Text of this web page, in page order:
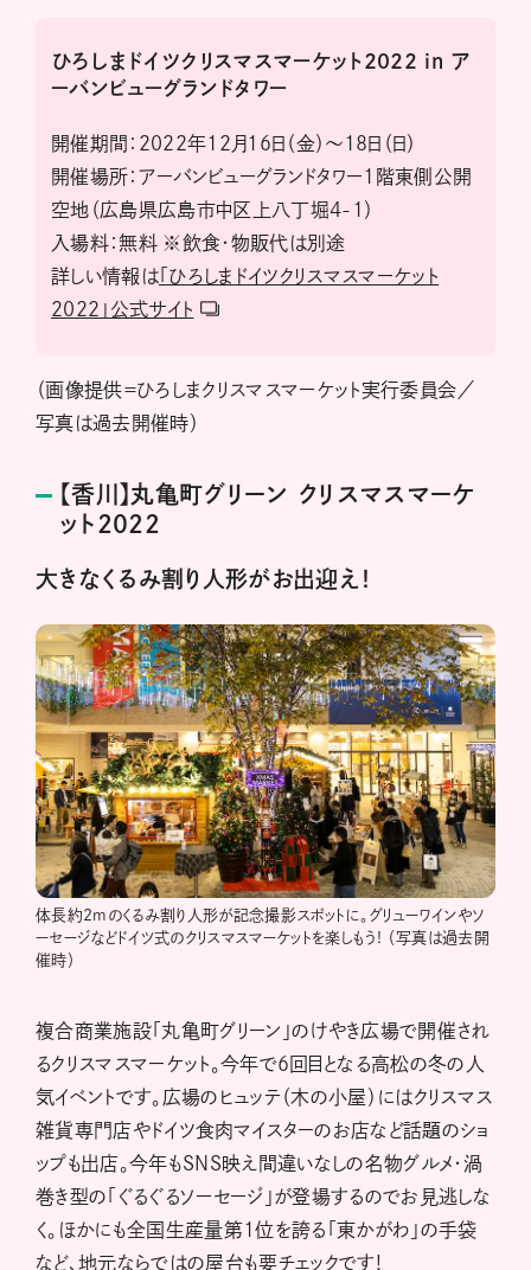
ひろしまドイツクリスマスマーケット2022 in ア
ーバンビューグランドタワー
開催期間：2022年12月16日（金）〜18日（日）
開催場所：アーバンビューグランドタワー1階東側公開
空地（広島県広島市中区上八丁堀4-1）
入場料：無料 ※飲食・物販代は別途
詳しい情報は 「ひろしまドイツクリスマスマーケット
2022」公式サイト
（画像提供＝ひろしまクリスマスマーケット実行委員会／
写真は過去開催時）
【香川】丸亀町グリーン クリスマスマーケ
ット2022
大きなくるみ割り人形がお出迎え！
体長約2mのくるみ割り人形が記念撮影スポットに。グリューワインやソ
ーセージなどドイツ式のクリスマスマーケットを楽しもう! （写真は過去開
催時）
複合商業施設「丸亀町グリーン」のけやき広場で開催され
るクリスマスマーケット。今年で6回目となる高松の冬の人
気イベントです。広場のヒュッテ（木の小屋）にはクリスマス
雑貨専門店やドイツ食肉マイスターのお店など話題のショ
ップも出店。今年もSNS映え間違いなしの名物グルメ・渦
巻き型の「ぐるぐるソーセージ」が登場するのでお見逃しな
く。ほかにも全国生産量第1位を誇る「東かがわ」の手袋
など、地元ならではの屋台も要チェックです!